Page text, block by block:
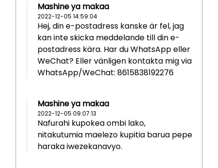
Mashine ya makaa
2022-12-05 14:59:04
Hej, din e-postadress kanske är fel, jag
kan inte skicka meddelande till din e-
postadress kära. Har du WhatsApp eller
WeChat? Eller vänligen kontakta mig via
WhatsApp/WeChat: 8615838192276
Mashine ya makaa
2022-12-05 09:07:13
Nafurahi kupokea ombi lako,
nitakutumia maelezo kupitia barua pepe
haraka iwezekanavyo.